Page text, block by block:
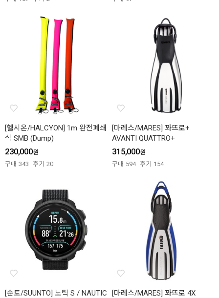
[헬시온/HALCYON] 1m 완전폐쇄
식 SMB (Dump)
230,000원
구매 343 후기 20
[마레스/MARES] 꽈뜨로+
AVANTI QUATTRO+
315,000원
구매 594 후기 154
[순토/SUUNTO] 노틱 S / NAUTIC
[마레스/MARES] 꽈뜨로 4X